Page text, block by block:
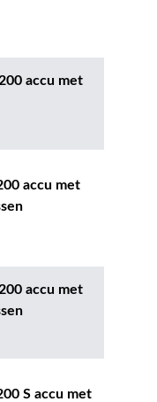
accu met
accu met
accu met
S accu met